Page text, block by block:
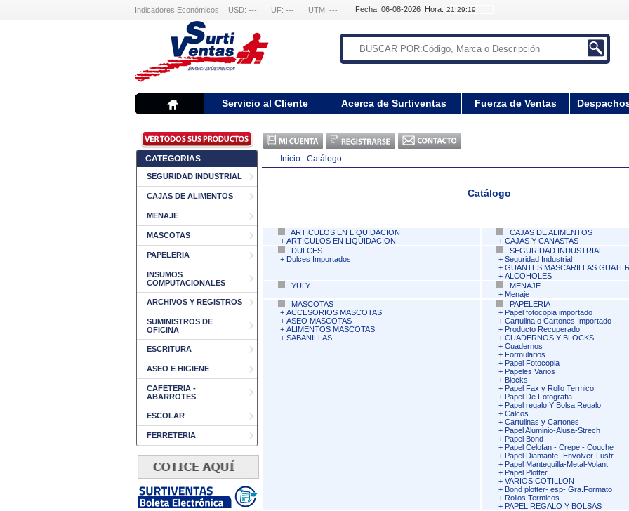
Indicadores Económicos USD: --- UF: --- UTM: --- Fecha: 06-08-2026 Hora:
Servicio al Cliente Acerca de Surtiventas Fuerza de Ventas
CATEGORIAS
SEGURIDAD INDUSTRIAL
CAJAS DE ALIMENTOS
MENAJE
MASCOTAS
PAPELERIA
INSUMOS
COMPUTACIONALES
ARCHIVOS Y REGISTROS
SUMINISTROS DE
OFICINA
ESCRITURA
ASEO E HIGIENE
CAFETERIA -
ABARROTES
ESCOLAR
FERRETERIA
Inicio : Catálogo
Catálogo
ARTICULOS EN LIQUIDACION
+ ARTICULOS EN LIQUIDACION
CAJAS DE ALIMENTOS
+ CAJAS Y CANASTAS
DULCES
+ Dulces Importados
SEGURIDAD INDUSTRIAL
+ Seguridad Industrial
+ GUANTES MASCARILLAS
+ ALCOHOLES
YULY
MENAJE
+ Menaje
MASCOTAS
+ ACCESORIOS MASCOTAS
+ ASEO MASCOTAS
+ ALIMENTOS MASCOTAS
+ SABANILLAS.
PAPELERIA
+ Papel fotocopia importado
+ Cartulina o Cartones Importado
+ Producto Recuperado
+ CUADERNOS Y BLOCKS
+ Cuadernos
+ Formularios
+ Papel Fotocopia
+ Papeles Varios
+ Blocks
+ Papel Fax y Rollo Termico
+ Papel De Fotografia
+ Papel regalo Y Bolsa Regalo
+ Calcos
+ Cartulinas y Cartones
+ Papel Aluminio-Alusa-Strech
+ Papel Bond
+ Papel Celofan - Crepe - Couche
+ Papel Diamante- Envolver-Lustr
+ Papel Mantequilla-Metal-Volant
+ Papel Plotter
+ VARIOS COTILLON
+ Bond plotter- esp- Gra.Formato
+ Rollos Termicos
+ PAPEL REGALO Y BOLSAS